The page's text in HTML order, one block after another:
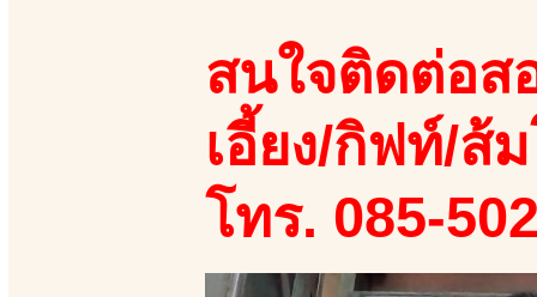
สนใจติดต่อส
เอี้ยง/กิฟท์/ส้
โทร. 085-